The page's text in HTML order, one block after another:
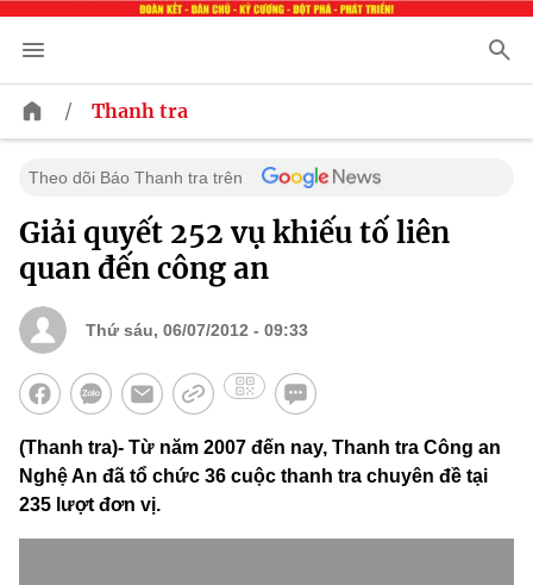
/ Thanh tra
Theo dõi Báo Thanh tra trên
Giải quyết 252 vụ khiếu tố liên
quan đến công an
Thứ sáu, 06/07/2012 - 09:33
(Thanh tra)- Từ năm 2007 đến nay, Thanh tra Công an
Nghệ An đã tổ chức 36 cuộc thanh tra chuyên đề tại
235 lượt đơn vị.